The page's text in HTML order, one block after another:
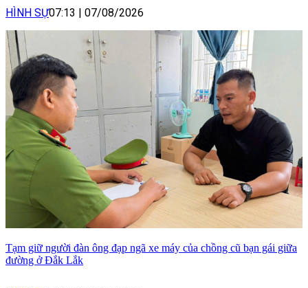
HÌNH SỰ07:13 07/08/2026
Tạm giữ người đàn ông đạp ngã xe máy của chồng cũ bạn gái giữa
đường ở Đắk Lắk